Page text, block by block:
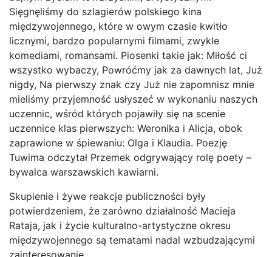
Sięgnęliśmy do szlagierów polskiego kina
międzywojennego, które w owym czasie kwitło
licznymi, bardzo popularnymi filmami, zwykle
komediami, romansami. Piosenki takie jak: Miłość ci
wszystko wybaczy, Powróćmy jak za dawnych lat, Już
nigdy, Na pierwszy znak czy Już nie zapomnisz mnie
mieliśmy przyjemność usłyszeć w wykonaniu naszych
uczennic, wśród których pojawiły się na scenie
uczennice klas pierwszych: Weronika i Alicja, obok
zaprawione w śpiewaniu: Olga i Klaudia. Poezję
Tuwima odczytał Przemek odgrywający rolę poety –
bywalca warszawskich kawiarni.
Skupienie i żywe reakcje publiczności były
potwierdzeniem, że zarówno działalność Macieja
Rataja, jak i życie kulturalno-artystyczne okresu
międzywojennego są tematami nadal wzbudzającymi
zainteresowanie.